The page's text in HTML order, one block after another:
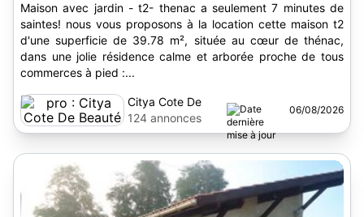
Maison avec jardin - t2- thenac a seulement 7 minutes de
saintes! nous vous proposons à la location cette maison t2
d'une superficie de 39.78 m², située au cœur de thénac,
dans une jolie résidence calme et arborée proche de tous
commerces à pied :...
Citya Cote De
Beauté
124 annonces
06/08/2026